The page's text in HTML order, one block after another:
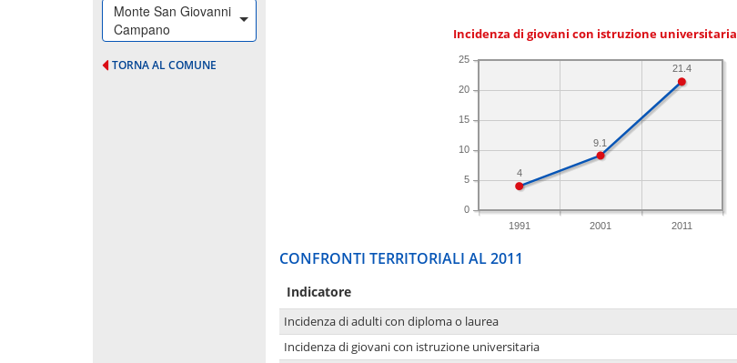
Monte San Giovanni
Campano
TORNA AL COMUNE
Incidenza di giovani con istruzione universitaria
1991 2001 2011
0
5
10
15
20
25
21.4
9.1
4
CONFRONTI TERRITORIALI AL 2011
Indicatore
Incidenza di adulti con diploma o laurea
Incidenza di giovani con istruzione universitaria